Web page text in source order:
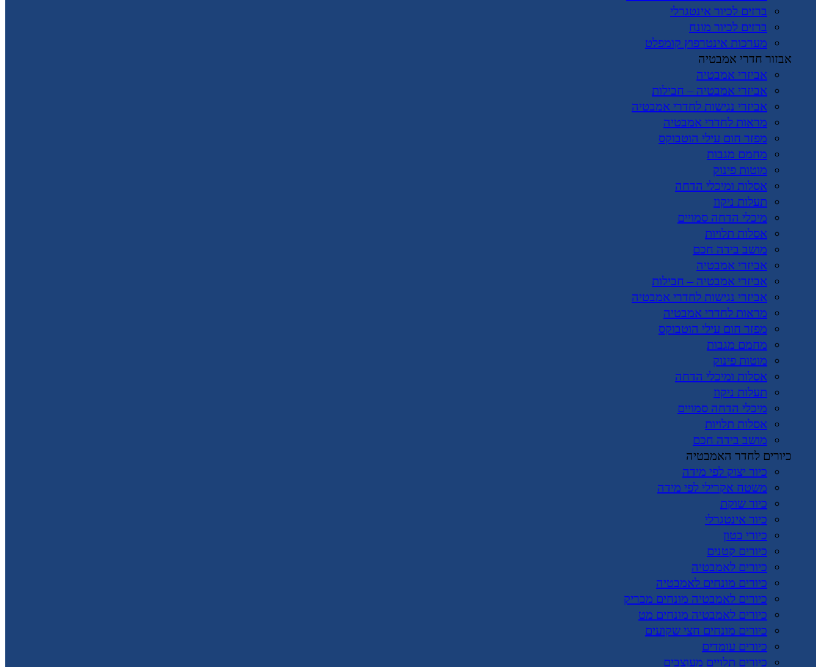
ברזים לכיור אינטגרלי
ברזים לכיור מונח
מערכות אינטרפוץ קומפלט
אבזור חדרי אמבטיה
אביזרי אמבטיה
אביזרי אמבטיה – חבילות
אביזרי נגישות לחדרי אמבטיה
מראות לחדרי אמבטיה
מפזר חום עילי הוטבוקס
מחמם מגבות
מוטות פינוק
אסלות ומיכלי הדחה
תעלות ניקוז
מיכלי הדחה סמויים
אסלות תלויות
מושב בידה חכם
אביזרי אמבטיה
אביזרי אמבטיה – חבילות
אביזרי נגישות לחדרי אמבטיה
מראות לחדרי אמבטיה
מפזר חום עילי הוטבוקס
מחמם מגבות
מוטות פינוק
אסלות ומיכלי הדחה
תעלות ניקוז
מיכלי הדחה סמויים
אסלות תלויות
מושב בידה חכם
כיורים לחדר האמבטיה
כיור יצוק לפי מידה
משטח אקרילי לפי מידה
כיור שוקת
כיור אינטגרלי
כיורי בטון
כיורים קטנים
כיורים לאמבטיה
כיורים מונחים לאמבטיה
כיורים לאמבטיה מונחים מבריק
כיורים לאמבטיה מונחים מט
כיורים מונחים חצי שקועים
כיורים עומדים
כיורים תלויים מעוצבים